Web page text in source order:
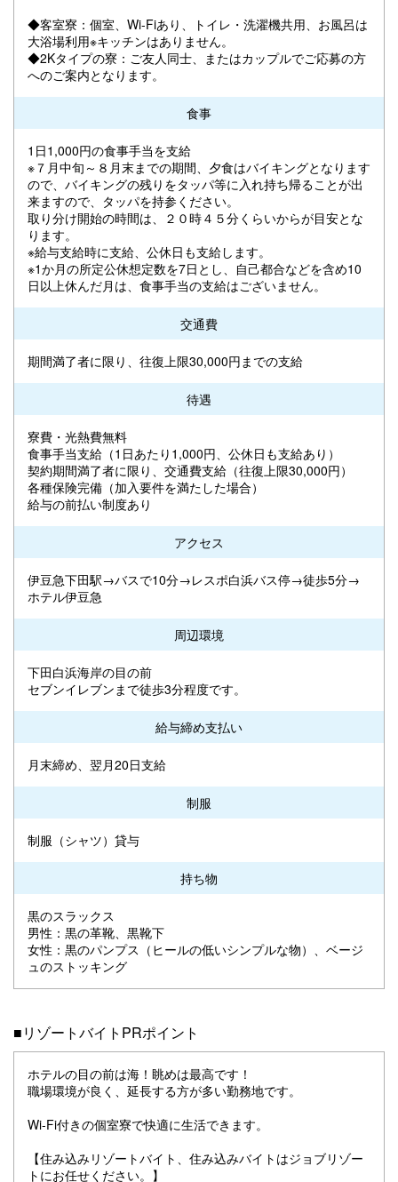
◆客室寮：個室、Wi-Fiあり、トイレ・洗濯機共用、お風呂は
大浴場利用※キッチンはありません。
◆2Kタイプの寮：ご友人同士、またはカップルでご応募の方
へのご案内となります。
食事
1日1,000円の食事手当を支給
※７月中旬～８月末までの期間、夕食はバイキングとなります
ので、バイキングの残りをタッパ等に入れ持ち帰ることが出
来ますので、タッパを持参ください。
取り分け開始の時間は、２０時４５分くらいからが目安とな
ります。
※給与支給時に支給、公休日も支給します。
※1か月の所定公休想定数を7日とし、自己都合などを含め10
日以上休んだ月は、食事手当の支給はございません。
交通費
期間満了者に限り、往復上限30,000円までの支給
待遇
寮費・光熱費無料
食事手当支給（1日あたり1,000円、公休日も支給あり）
契約期間満了者に限り、交通費支給（往復上限30,000円）
各種保険完備（加入要件を満たした場合）
給与の前払い制度あり
アクセス
伊豆急下田駅→バスで10分→レスポ白浜バス停→徒歩5分→
ホテル伊豆急
周辺環境
下田白浜海岸の目の前
セブンイレブンまで徒歩3分程度です。
給与締め支払い
月末締め、翌月20日支給
制服
制服（シャツ）貸与
持ち物
黒のスラックス
男性：黒の革靴、黒靴下
女性：黒のパンプス（ヒールの低いシンプルな物）、ベージ
ュのストッキング
■リゾートバイトPRポイント
ホテルの目の前は海！眺めは最高です！
職場環境が良く、延長する方が多い勤務地です。
Wi-Fi付きの個室寮で快適に生活できます。
【住み込みリゾートバイト、住み込みバイトはジョブリゾー
トにお任せください。】